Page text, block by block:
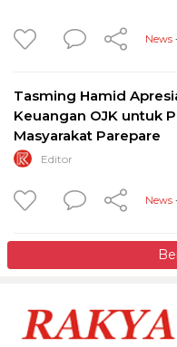
News
Tasming Hamid
Keuangan OJK untuk
Masyarakat Parepare
Editor
News